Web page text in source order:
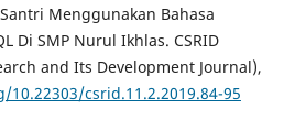
Menggunakan Bahasa
Di SMP Nurul Ikhlas. CSRID
and Its Development Journal),
csrid.11.2.2019.84-95